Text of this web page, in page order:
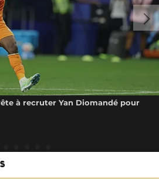
à recruter Yan Diomandé pour